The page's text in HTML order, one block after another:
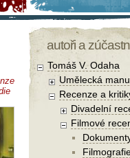
autoři a
Tomáš V. Odaha
Umělecká
Recenze a
Divadelní
Filmové